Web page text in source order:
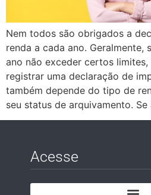
Nem todos são obrigados a
renda a cada ano. Geralmente,
ano não exceder certos
registrar uma declaração de
também depende do tipo de
seu status de arquivamento.
Acesse